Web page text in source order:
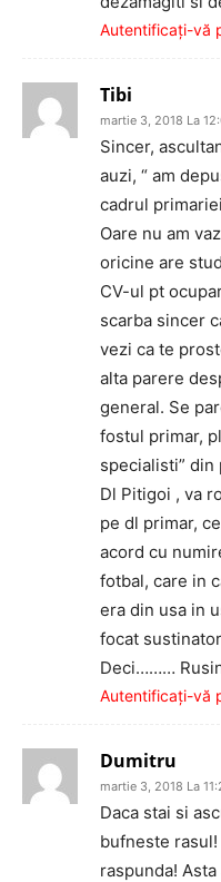
Autentificați-vă
Tibi
martie 3, 2018 La
Sincer,
auzi, “ am
cadrul
Oare nu am
oricine are
CV-ul pt
scarba sincer
vezi ca te
alta parere
general. Se
fostul primar,
specialisti” din
Dl Pitigoi , va
pe dl primar,
acord cu
fotbal, care in
era din usa in
focat
Deci………
Autentificați-vă
Dumitru
martie 3, 2018 La
Daca stai si
bufneste
raspunda!